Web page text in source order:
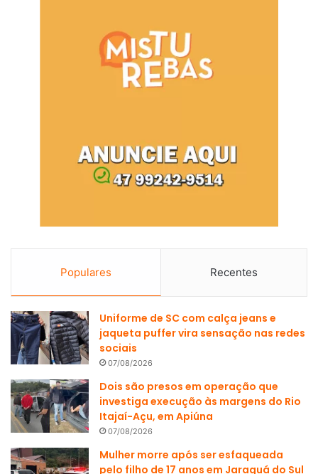
Populares Recentes
Uniforme de SC com calça jeans e
jaqueta puffer vira sensação nas redes
sociais
07/08/2026
Dois são presos em operação que
investiga execução às margens do Rio
Itajaí-Açu, em Apiúna
07/08/2026
Mulher morre após ser esfaqueada
pelo filho de 17 anos em Jaraguá do Sul